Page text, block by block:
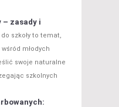
– zasady i
szkoły to temat,
młodych
swoje naturalne
szkolnych